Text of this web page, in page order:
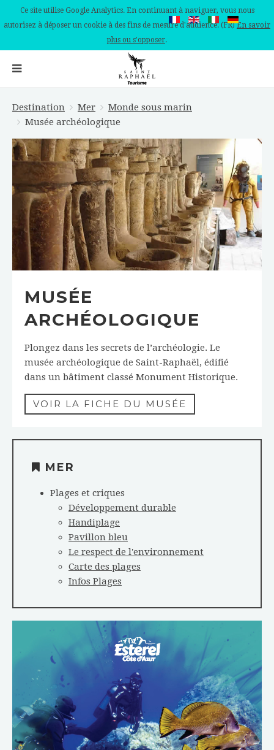
Ce site utilise Google Analytics. En continuant à naviguer, vous nous
autorisez à déposer un cookie à des fins de mesure d'audience. (FR)En savoir
plus ou s'opposer.
Destination Mer
Monde sous marin
Musée archéologique
MUSÉE
ARCHÉOLOGIQUE
Plongez dans les secrets de l’archéologie. Le
musée archéologique de Saint-Raphaël, édifié
dans un bâtiment classé Monument Historique.
VOIR LA FICHE DU MUSÉE
MER
Plages et criques
Développement durable
Handiplage
Pavillon bleu
Le respect de l'environnement
Carte des plages
Infos Plages